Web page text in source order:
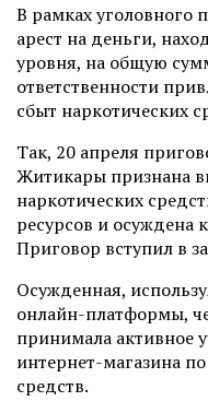
В рамках уголовного
арест на деньги,
уровня, на общую
ответственности
сбыт наркотических
Так, 20 апреля
Житикары признана
наркотических
ресурсов и осуждена
Приговор вступил в
Осужденная,
онлайн-платформы,
принимала активное
интернет-магазина
средств.